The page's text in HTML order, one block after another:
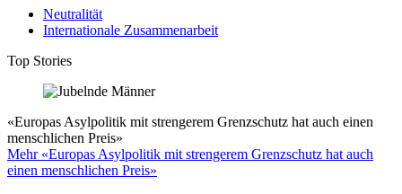
Neutralität
Internationale Zusammenarbeit
Top Stories
«Europas Asylpolitik mit strengerem Grenzschutz hat auch einen
menschlichen Preis»
Mehr «Europas Asylpolitik mit strengerem Grenzschutz hat auch
einen menschlichen Preis»